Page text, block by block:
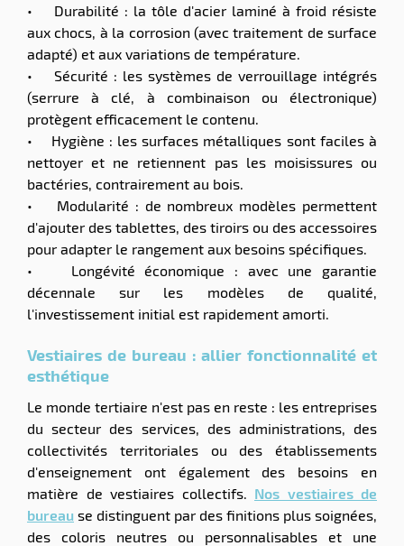
• Durabilité : la tôle d'acier laminé à froid résiste
aux chocs, à la corrosion (avec traitement de surface
adapté) et aux variations de température.
• Sécurité : les systèmes de verrouillage intégrés
(serrure à clé, à combinaison ou électronique)
protègent efficacement le contenu.
• Hygiène : les surfaces métalliques sont faciles à
nettoyer et ne retiennent pas les moisissures ou
bactéries, contrairement au bois.
• Modularité : de nombreux modèles permettent
d'ajouter des tablettes, des tiroirs ou des accessoires
pour adapter le rangement aux besoins spécifiques.
• Longévité économique : avec une garantie
décennale sur les modèles de qualité,
l'investissement initial est rapidement amorti.
Vestiaires de bureau : allier fonctionnalité et
esthétique
Le monde tertiaire n'est pas en reste : les entreprises
du secteur des services, des administrations, des
collectivités territoriales ou des établissements
d'enseignement ont également des besoins en
matière de vestiaires collectifs. Nos vestiaires de
bureau se distinguent par des finitions plus soignées,
des coloris neutres ou personnalisables et une